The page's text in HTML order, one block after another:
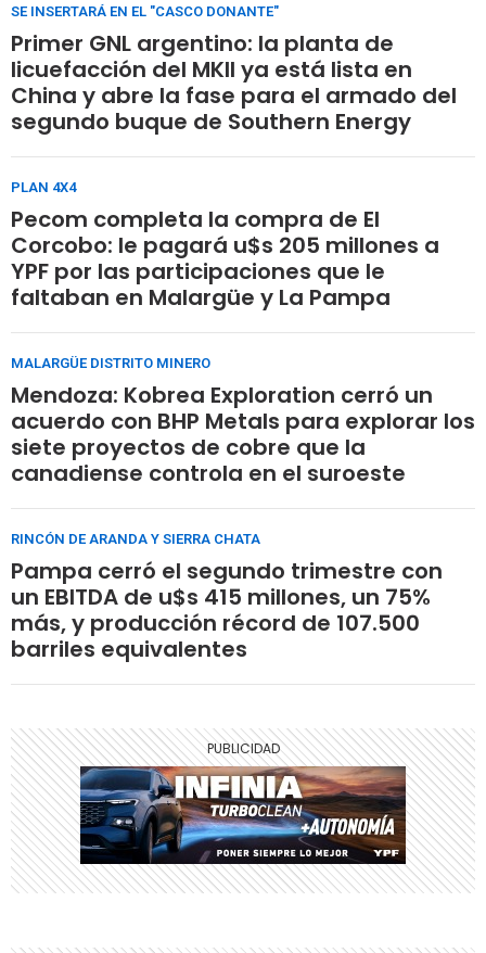
SE INSERTARÁ EN EL "CASCO DONANTE"
Primer GNL argentino: la planta de
licuefacción del MKII ya está lista en
China y abre la fase para el armado del
segundo buque de Southern Energy
PLAN 4X4
Pecom completa la compra de El
Corcobo: le pagará u$s 205 millones a
YPF por las participaciones que le
faltaban en Malargüe y La Pampa
MALARGÜE DISTRITO MINERO
Mendoza: Kobrea Exploration cerró un
acuerdo con BHP Metals para explorar los
siete proyectos de cobre que la
canadiense controla en el suroeste
RINCÓN DE ARANDA Y SIERRA CHATA
Pampa cerró el segundo trimestre con
un EBITDA de u$s 415 millones, un 75%
más, y producción récord de 107.500
barriles equivalentes